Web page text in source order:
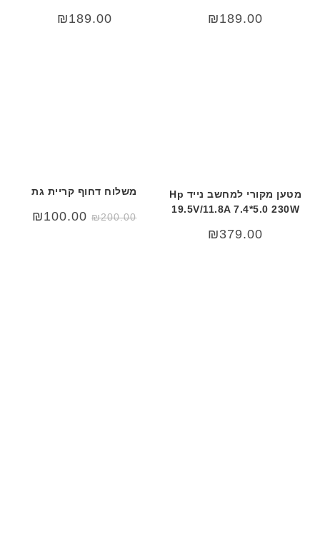
₪189.00
₪189.00
מטען מקורי למחשב נייד Hp
19.5V/11.8A 7.4*5.0 230W
₪379.00
משלוח דחוף קריית גת
₪200.00
המחיר
המקורי
₪100.00
המחיר
הנוכחי